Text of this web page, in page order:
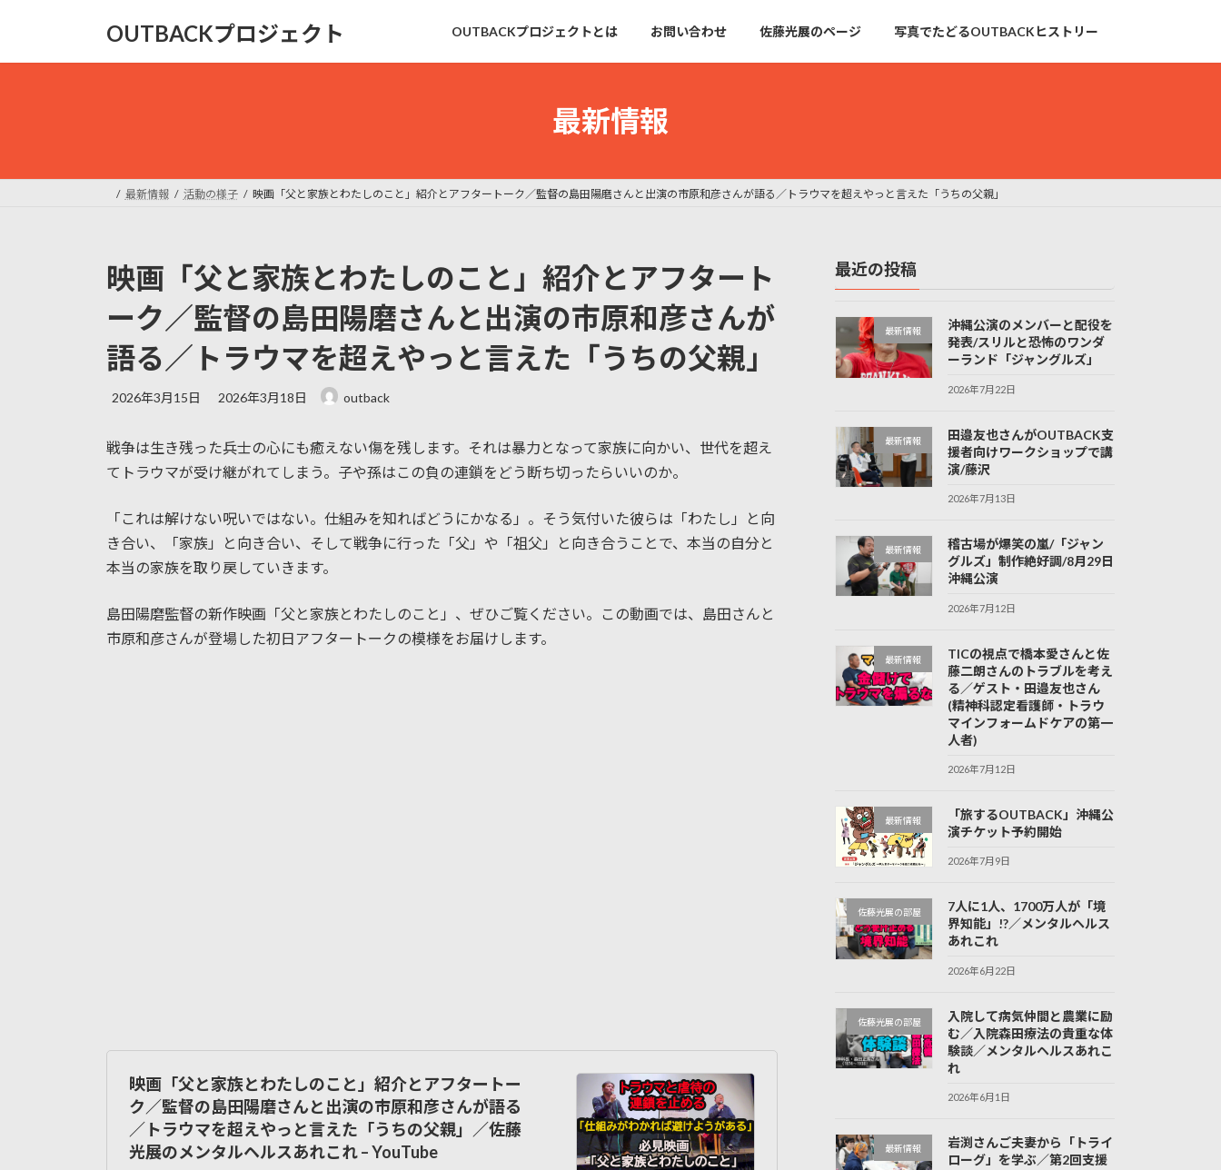
ッ
移
OUTBACKプロジェクト OUTBACKプロジェクトとは お問い合わせ 佐藤光展のページ 写真でたどるOUTBACKヒストリー
最新情報
最新情報 活動の様子 映画「父と家族とわたしのこと」紹介とアフタートーク／監督の島田陽磨さんと出演の市原和彦さんが語る／トラウマを超えやっと言えた「うちの父親」
映画「父と家族とわたしのこと」紹介とアフタート
ーク／監督の島田陽磨さんと出演の市原和彦さんが
語る／トラウマを超えやっと言えた「うちの父親」
2026年3月15日
最
新
日
2026年3月18日 outback
戦争は生き残った兵士の心にも癒えない傷を残します。それは暴力となって家族に向かい、世代を超え
てトラウマが受け継がれてしまう。子や孫はこの負の連鎖をどう断ち切ったらいいのか。
「これは解けない呪いではない。仕組みを知ればどうにかなる」。そう気付いた彼らは「わたし」と向
き合い、「家族」と向き合い、そして戦争に行った「父」や「祖父」と向き合うことで、本当の自分と
本当の家族を取り戻していきます。
島田陽磨監督の新作映画「父と家族とわたしのこと」、ぜひご覧ください。この動画では、島田さんと
市原和彦さんが登場した初日アフタートークの模様をお届けします。
映画「父と家族とわたしのこと」紹介とアフタートー
ク／監督の島田陽磨さんと出演の市原和彦さんが語る
／トラウマを超えやっと言えた「うちの父親」／佐藤
光展のメンタルヘルスあれこれ – YouTube
最近の投稿
最新情報
沖縄公演のメンバーと配役を
発表/スリルと恐怖のワンダ
ーランド「ジャングルズ」
2026年7月22日
最新情報
田邉友也さんがOUTBACK支
援者向けワークショップで講
演/藤沢
2026年7月13日
最新情報
稽古場が爆笑の嵐/「ジャン
グルズ」制作絶好調/8月29日
沖縄公演
2026年7月12日
最新情報
TICの視点で橋本愛さんと佐
藤二朗さんのトラブルを考え
る／ゲスト・田邉友也さん
(精神科認定看護師・トラウ
マインフォームドケアの第一
人者)
2026年7月12日
最新情報
「旅するOUTBACK」沖縄公
演チケット予約開始
2026年7月9日
佐藤光展の部屋
7人に1人、1700万人が「境
界知能」!?／メンタルヘルス
あれこれ
2026年6月22日
佐藤光展の部屋
入院して病気仲間と農業に励
む／入院森田療法の貴重な体
験談／メンタルヘルスあれこ
れ
2026年6月1日
最新情報
岩渕さんご夫妻から「トライ
ローグ」を学ぶ／第2回支援